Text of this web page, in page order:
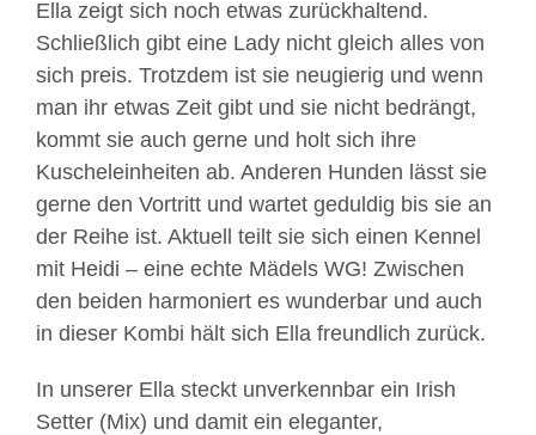
Ella zeigt sich noch etwas zurückhaltend.
Schließlich gibt eine Lady nicht gleich alles von
sich preis. Trotzdem ist sie neugierig und wenn
man ihr etwas Zeit gibt und sie nicht bedrängt,
kommt sie auch gerne und holt sich ihre
Kuscheleinheiten ab. Anderen Hunden lässt sie
gerne den Vortritt und wartet geduldig bis sie an
der Reihe ist. Aktuell teilt sie sich einen Kennel
mit Heidi – eine echte Mädels WG! Zwischen
den beiden harmoniert es wunderbar und auch
in dieser Kombi hält sich Ella freundlich zurück.
In unserer Ella steckt unverkennbar ein Irish
Setter (Mix) und damit ein eleganter,